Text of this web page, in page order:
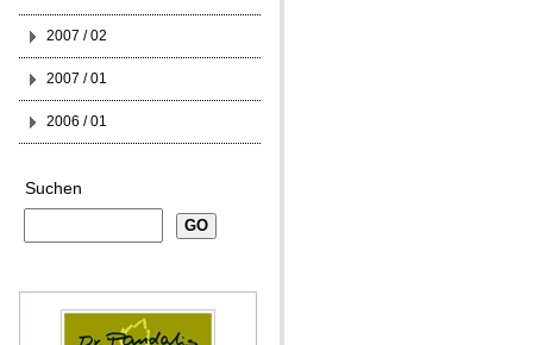
2007 / 02
2007 / 01
2006 / 01
Suchen